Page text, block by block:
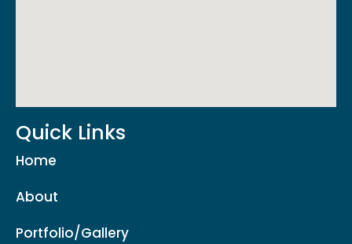
Quick Links
Home
About
Portfolio/Gallery